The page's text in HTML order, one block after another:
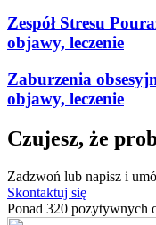
Zespół Stresu
objawy, leczenie
Zaburzenia
objawy, leczenie
Czujesz, że
Zadzwoń lub napisz i
Skontaktuj się
Ponad 320 pozytywnych